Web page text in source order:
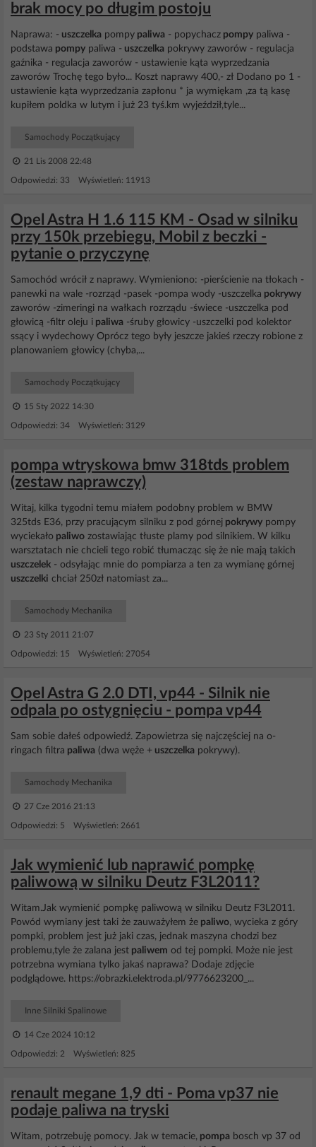
brak mocy po długim postoju
Naprawa: - uszczelka pompy paliwa - popychacz pompy paliwa -
podstawa pompy paliwa - uszczelka pokrywy zaworów - regulacja
gaźnika - regulacja zaworów - ustawienie kąta wyprzedzania
zaworów Trochę tego było... Koszt naprawy 400,- zł Dodano po 1 -
ustawienie kąta wyprzedzania zapłonu * ja wymiękam ,za tą kasę
kupiłem poldka w lutym i już 23 tyś.km wyjeździł,tyle...
Samochody Początkujący
21 Lis 2008 22:48
Odpowiedzi: 33 Wyświetleń: 11913
Opel Astra H 1.6 115 KM - Osad w silniku
przy 150k przebiegu, Mobil z beczki -
pytanie o przyczynę
Samochód wrócił z naprawy. Wymieniono: -pierścienie na tłokach -
panewki na wale -rozrząd -pasek -pompa wody -uszczelka pokrywy
zaworów -zimeringi na wałkach rozrządu -świece -uszczelka pod
głowicą -filtr oleju i paliwa -śruby głowicy -uszczelki pod kolektor
ssący i wydechowy Oprócz tego były jeszcze jakieś rzeczy robione z
planowaniem głowicy (chyba,...
Samochody Początkujący
15 Sty 2022 14:30
Odpowiedzi: 34 Wyświetleń: 3129
pompa wtryskowa bmw 318tds problem
(zestaw naprawczy)
Witaj, kilka tygodni temu miałem podobny problem w BMW
325tds E36, przy pracującym silniku z pod górnej pokrywy pompy
wyciekało paliwo zostawiając tłuste plamy pod silnikiem. W kilku
warsztatach nie chcieli tego robić tłumacząc się że nie mają takich
uszczelek - odsyłając mnie do pompiarza a ten za wymianę górnej
uszczelki chciał 250zł natomiast za...
Samochody Mechanika
23 Sty 2011 21:07
Odpowiedzi: 15 Wyświetleń: 27054
Opel Astra G 2.0 DTI, vp44 - Silnik nie
odpala po ostygnięciu - pompa vp44
Sam sobie dałeś odpowiedź. Zapowietrza się najczęściej na o-
ringach filtra paliwa (dwa węże + uszczelka pokrywy).
Samochody Mechanika
27 Cze 2016 21:13
Odpowiedzi: 5 Wyświetleń: 2661
Jak wymienić lub naprawić pompkę
paliwową w silniku Deutz F3L2011?
Witam.Jak wymienić pompkę paliwową w silniku Deutz F3L2011.
Powód wymiany jest taki że zauważyłem że paliwo, wycieka z góry
pompki, problem jest już jaki czas, jednak maszyna chodzi bez
problemu,tyle że zalana jest paliwem od tej pompki. Może nie jest
potrzebna wymiana tylko jakaś naprawa? Dodaje zdjęcie
podglądowe. https://obrazki.elektroda.pl/9776623200_...
Inne Silniki Spalinowe
14 Cze 2024 10:12
Odpowiedzi: 2 Wyświetleń: 825
renault megane 1,9 dti - Poma vp37 nie
podaje paliwa na tryski
Witam, potrzebuję pomocy. Jak w temacie, pompa bosch vp 37 od